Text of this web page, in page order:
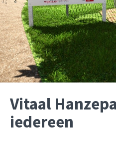
Vitaal
iedereen